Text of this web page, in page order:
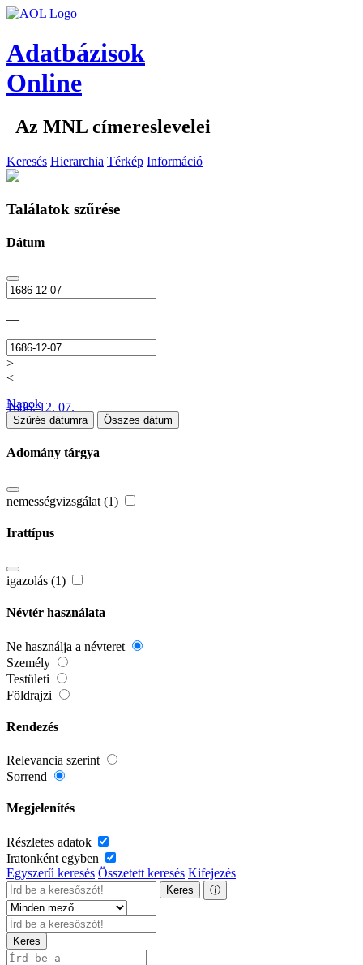
Adatbázisok
Online
Az MNL címereslevelei
Keresés Hierarchia Térkép Információ
Találatok szűrése
Dátum
—
>
<
1686. 12. 07.
Napok
Szűrés dátumra Összes dátum
Adomány tárgya
nemességvizsgálat (1)
Irattípus
igazolás (1)
Névtér használata
Ne használja a névteret
Személy
Testületi
Földrajzi
Rendezés
Relevancia szerint
Sorrend
Megjelenítés
Részletes adatok
Iratonként egyben
Egyszerű keresés Összetett keresés Kifejezés
Keres ⓘ
Keres